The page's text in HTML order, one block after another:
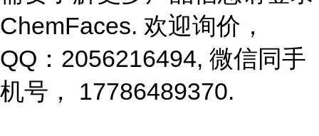
ChemFaces. 欢迎询价，
QQ：2056216494, 微信同手
机号， 17786489370.